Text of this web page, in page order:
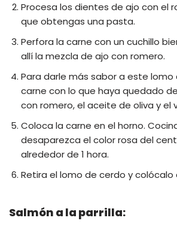
Procesa los dientes de ajo con el
que obtengas una pasta.
Perfora la carne con un cuchillo
allí la mezcla de ajo con romero.
Para darle más sabor a este lomo
carne con lo que haya quedado
con romero, el aceite de oliva y el
Coloca la carne en el horno.
desaparezca el color rosa del
alrededor de 1 hora.
Retira el lomo de cerdo y colócalo
Salmón a la parrilla: